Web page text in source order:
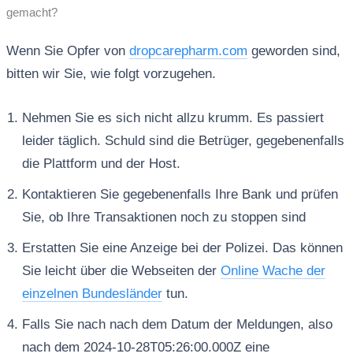
gemacht?
Wenn Sie Opfer von dropcarepharm.com geworden sind,
bitten wir Sie, wie folgt vorzugehen.
Nehmen Sie es sich nicht allzu krumm. Es passiert
leider täglich. Schuld sind die Betrüger, gegebenenfalls
die Plattform und der Host.
Kontaktieren Sie gegebenenfalls Ihre Bank und prüfen
Sie, ob Ihre Transaktionen noch zu stoppen sind
Erstatten Sie eine Anzeige bei der Polizei. Das können
Sie leicht über die Webseiten der Online Wache der
einzelnen Bundesländertun.
Falls Sie nach nach dem Datum der Meldungen, also
nach dem 2024-10-28T05:26:00.000Z eine